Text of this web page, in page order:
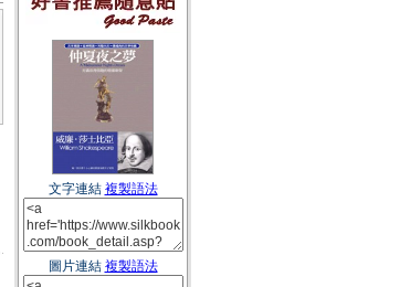
文字連結 複製語法
圖片連結 複製語法